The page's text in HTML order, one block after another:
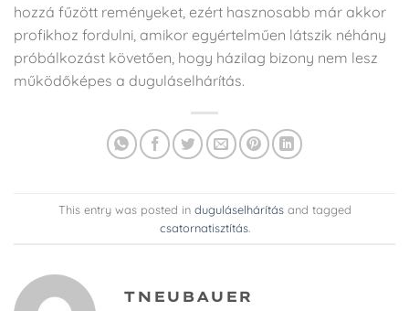
hozzá fűzött reményeket, ezért hasznosabb már akkor
profikhoz fordulni, amikor egyértelműen látszik néhány
próbálkozást követően, hogy házilag bizony nem lesz
működőképes a duguláselhárítás.
This entry was posted in duguláselhárításand tagged
csatornatisztítás.
TNEUBAUER